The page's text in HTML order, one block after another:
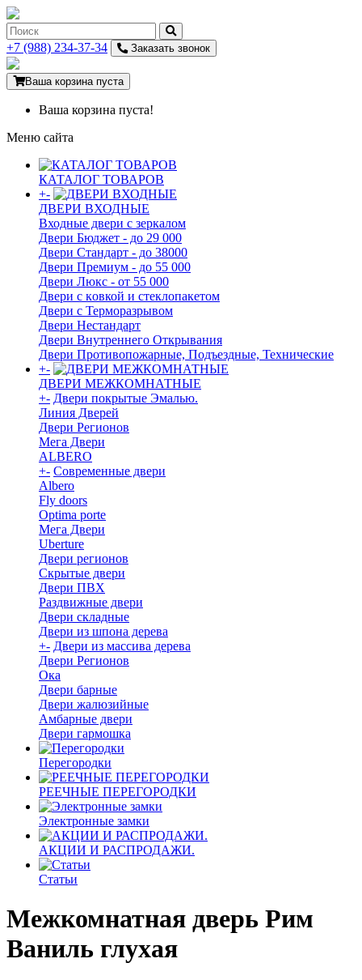
+7 (988) 234-37-34 Заказать звонок
Ваша корзина пуста
Ваша корзина пуста!
Меню сайта
КАТАЛОГ ТОВАРОВ
+-
ДВЕРИ ВХОДНЫЕ
Входные двери с зеркалом
Двери Бюджeт - до 29 000
Двери Стaндaрт - до 38000
Двери Прeмиум - до 55 000
Двери Люкс - от 55 000
Двери с кoвкой и стеклопакетом
Двери с Терморазрывом
Двери Нecтaндaрт
Двери Внутреннего Открывания
Двери Противопожарные, Подъездные, Технические
+-
ДВЕРИ МЕЖКОМНАТНЫЕ
+- Двери покрытые Эмалью.
Линия Дверей
Двери Регионов
Мега Двери
ALBERO
+- Современные двери
Albero
Fly doors
Optima porte
Мега Двери
Uberture
Двери регионов
Скрытые двери
Двери ПВХ
Раздвижные двери
Двери складные
Двери из шпона дерева
+- Двери из массива дерева
Двери Регионов
Ока
Двери барные
Двери жалюзийные
Амбарные двери
Двери гармошка
Перегородки
РЕЕЧНЫЕ ПЕРЕГОРОДКИ
Электронные замки
АКЦИИ И РАСПРОДАЖИ.
Статьи
Межкомнатная дверь Рим
Ваниль глухая